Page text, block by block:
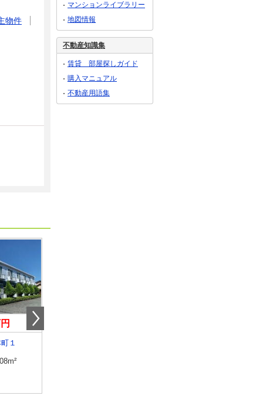
物件
１
マンションライブラリー
地図情報
不動産知識集
賃貸 部屋探しガイド
購入マニュアル
不動産用語集